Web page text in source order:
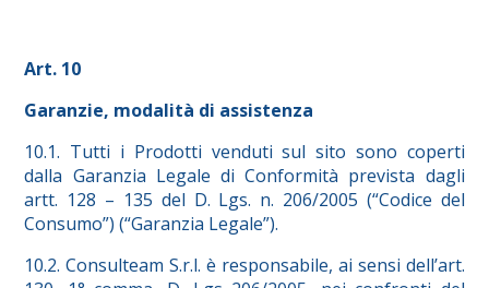
Art. 10
Garanzie, modalità di assistenza
10.1. Tutti i Prodotti venduti sul sito sono coperti
dalla Garanzia Legale di Conformità prevista dagli
artt. 128 – 135 del D. Lgs. n. 206/2005 (“Codice del
Consumo”) (“Garanzia Legale”).
10.2. Consulteam S.r.l. è responsabile, ai sensi dell’art.